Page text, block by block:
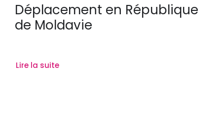
Déplacement en République
de Moldavie
Lire la suite